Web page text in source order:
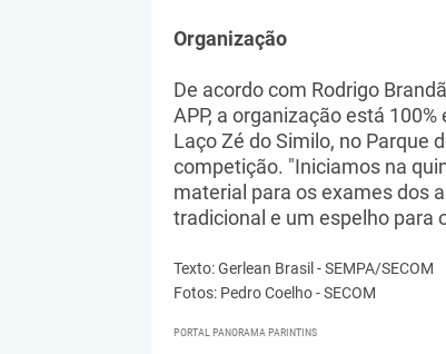
Organização
​De acordo com Rodrigo
APP, a organização está
Laço Zé do Similo, no Parque
competição. "Iniciamos na
material para os exames dos
tradicional e um espelho para
Texto: Gerlean Brasil - SEMPA/SECOM
Fotos: Pedro Coelho - SECOM
PORTAL PANORAMA PARINTINS